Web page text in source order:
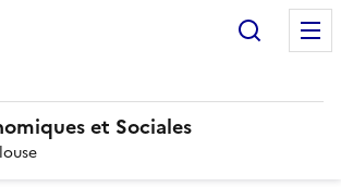
et Sociales